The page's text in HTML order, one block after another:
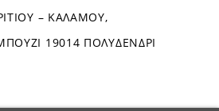
– ΚΑΛΑΜΟΥ,
19014 ΠΟΛΥΔΕΝΔΡΙ